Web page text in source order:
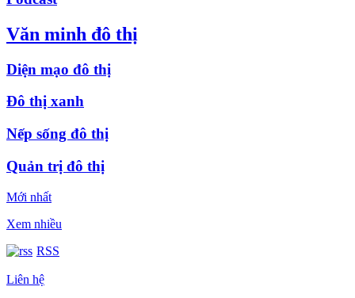
Văn minh đô thị
Diện mạo đô thị
Đô thị xanh
Nếp sống đô thị
Quản trị đô thị
Mới nhất
Xem nhiều
RSS
Liên hệ